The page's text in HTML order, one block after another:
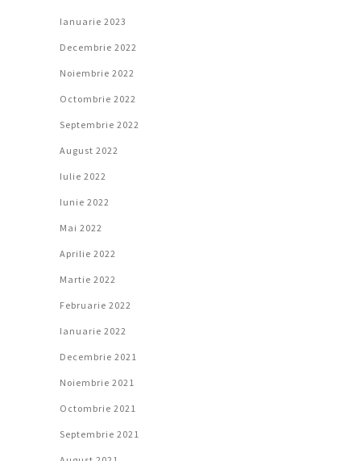
Ianuarie 2023
Decembrie 2022
Noiembrie 2022
Octombrie 2022
Septembrie 2022
August 2022
Iulie 2022
Iunie 2022
Mai 2022
Aprilie 2022
Martie 2022
Februarie 2022
Ianuarie 2022
Decembrie 2021
Noiembrie 2021
Octombrie 2021
Septembrie 2021